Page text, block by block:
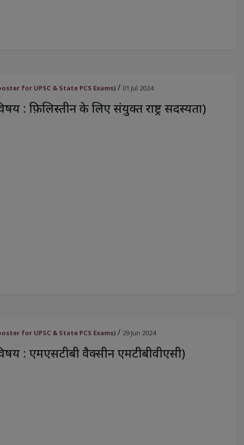
for UPSC & State PCS Exams) / 01 Jul 2024
: फ़िलिस्तीन के लिए संयुक्त राष्ट्र सदस्यता)
for UPSC & State PCS Exams) / 29 Jun 2024
: एमएसटीबी वैक्सीन एमटीबीवीएसी)